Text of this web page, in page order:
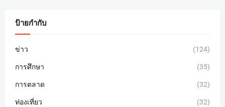
ป้ายกำกับ
ข่าว (124)
การศึกษา (35)
การตลาด (32)
ท่องเที่ยว (32)